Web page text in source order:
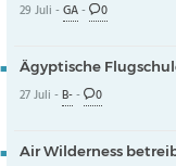
29 Juli -GA- 0
Ägyptische
27 Juli -B-- 0
Air Wilderness